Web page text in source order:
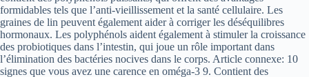
formidables tels que l’anti-vieillissement et la santé cellulaire. Les
graines de lin peuvent également aider à corriger les déséquilibres
hormonaux. Les polyphénols aident également à stimuler la croissance
des probiotiques dans l’intestin, qui joue un rôle important dans
l’élimination des bactéries nocives dans le corps. Article connexe: 10
signes que vous avez une carence en oméga-3 9. Contient des